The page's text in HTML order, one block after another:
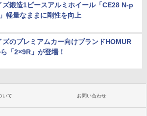
ズ鍛造1ピースアルミホイール「CE28 N-p
軽量なままに剛性を向上
ズのプレミアムカー向けブランドHOMUR
「2×9R」が登場！
いて お問い合わせ